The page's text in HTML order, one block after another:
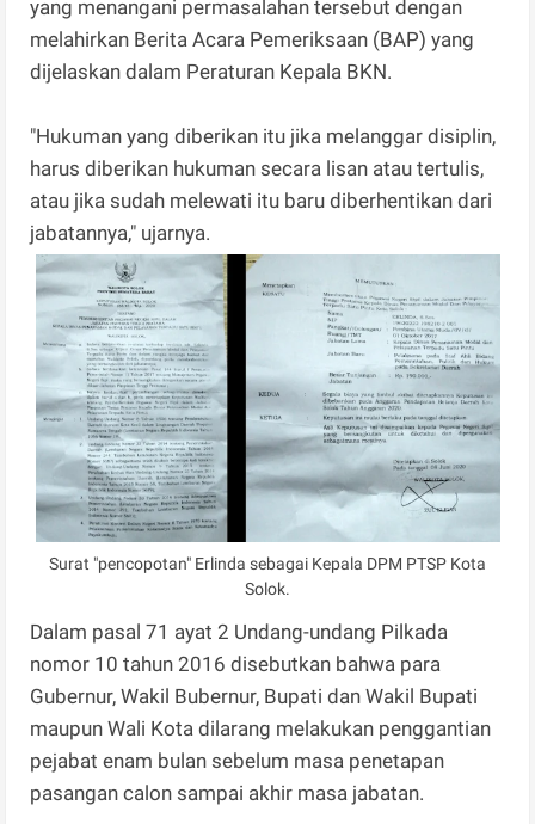
yang menangani permasalahan tersebut dengan
melahirkan Berita Acara Pemeriksaan (BAP) yang
dijelaskan dalam Peraturan Kepala BKN.
"Hukuman yang diberikan itu jika melanggar disiplin,
harus diberikan hukuman secara lisan atau tertulis,
atau jika sudah melewati itu baru diberhentikan dari
jabatannya," ujarnya.
Surat "pencopotan" Erlinda sebagai Kepala DPM PTSP Kota
Solok.
Dalam pasal 71 ayat 2 Undang-undang Pilkada
nomor 10 tahun 2016 disebutkan bahwa para
Gubernur, Wakil Bubernur, Bupati dan Wakil Bupati
maupun Wali Kota dilarang melakukan penggantian
pejabat enam bulan sebelum masa penetapan
pasangan calon sampai akhir masa jabatan.